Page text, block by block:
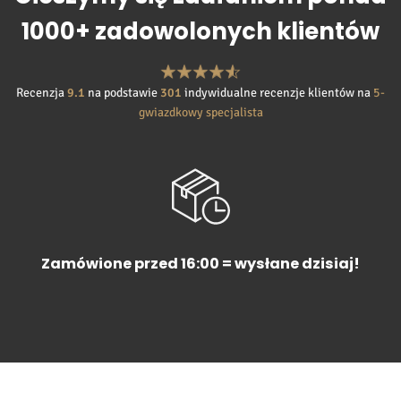
1000+ zadowolonych klientów
Recenzja9.1 na podstawie 301 indywidualne recenzje klientów na 5-
gwiazdkowy specjalista
Zamówione przed 16:00 = wysłane dzisiaj!